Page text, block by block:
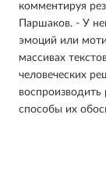
комментируя
Паршаков. - У
эмоций или
массивах
человеческих
способы их